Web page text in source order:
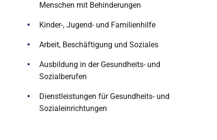
Menschen mit Behinderungen
Kinder-, Jugend- und Familienhilfe
Arbeit, Beschäftigung und Soziales
Ausbildung in der Gesundheits- und
Sozialberufen
Dienstleistungen für Gesundheits- und
Sozialeinrichtungen